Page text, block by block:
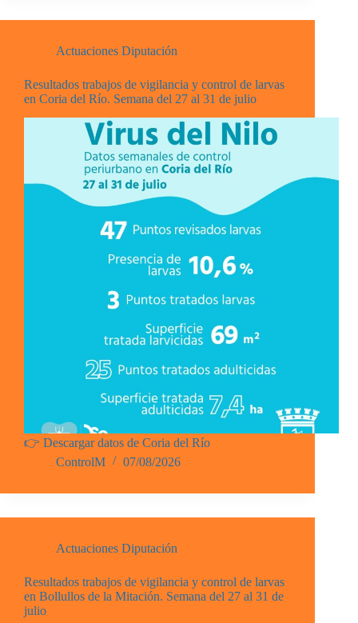
Actuaciones Diputación
Resultados trabajos de vigilancia y control de larvas
en Coria del Río. Semana del 27 al 31 de julio
👉 Descargar datos de Coria del Río
ControlM
07/08/2026
Actuaciones Diputación
Resultados trabajos de vigilancia y control de larvas
en Bollullos de la Mitación. Semana del 27 al 31 de
julio